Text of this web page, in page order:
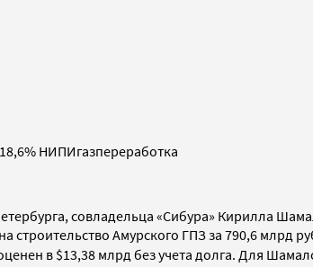
18,6% НИПИгазпереработка
совладельца «Сибура» Кирилла
строительство Амурского ГПЗ за 790,6 млрд
в $13,38 млрд без учета долга. Для